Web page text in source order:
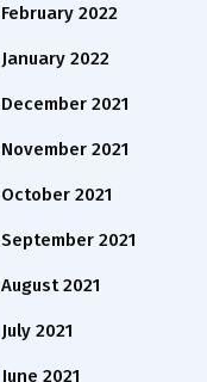
February 2022
January 2022
December 2021
November 2021
October 2021
September 2021
August 2021
July 2021
June 2021